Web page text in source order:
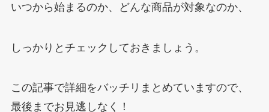
いつから始まるのか、どんな商品が対象なのか、
しっかりとチェックしておきましょう。
この記事で詳細をバッチリまとめていますので、
最後までお見逃しなく！